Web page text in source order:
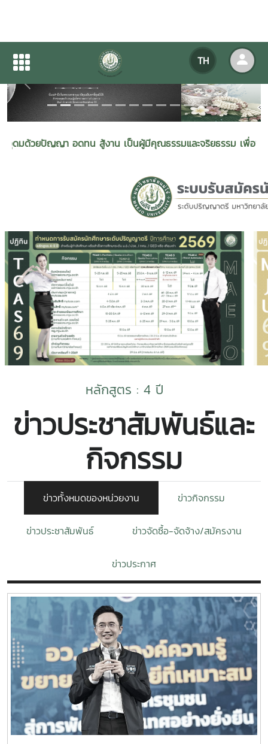
TH
Previous
Next
สู้งาน เป็นผู้มีคุณธรรมและจริยธรรม เพื่อพัฒนาพลังงานและรอ
หลักสูตร : 4 ปี
ข่าวประชาสัมพันธ์และ
กิจกรรม
ข่าวทั้งหมดของหน่วยงาน ข่าวกิจกรรม
ข่าวประชาสัมพันธ์ ข่าวจัดซื้อ-จัดจ้าง/สมัครงาน
ข่าวประกาศ